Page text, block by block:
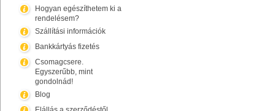
Hogyan egészíthetem ki a
rendelésem?
Szállítási információk
Bankkártyás fizetés
Csomagcsere.
Egyszerűbb, mint
gondolnád!
Blog